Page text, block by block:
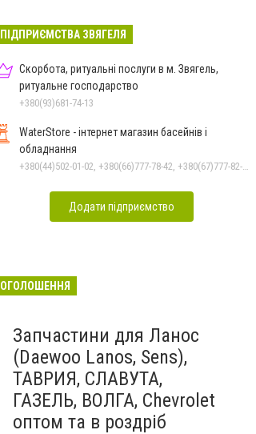
ПІДПРИЄМСТВА ЗВЯГЕЛЯ
Скорбота, ритуальні послуги в м. Звягель,
ритуальне господарство
+380(93)681-74-13
WaterStore - інтернет магазин басейнів і
обладнання
+380(44)502-01-02, +380(66)777-78-42, +380(67)777-82-19, +380(67)890-80-80, +380(73)890-80-80, +380(44)502-01-03
Додати підприємство
ОГОЛОШЕННЯ
Запчастини для Ланос
(Daewoo Lanos, Sens),
ТАВРИЯ, СЛАВУТА,
ГАЗЕЛЬ, ВОЛГА, Chevrolet
оптом та в роздріб